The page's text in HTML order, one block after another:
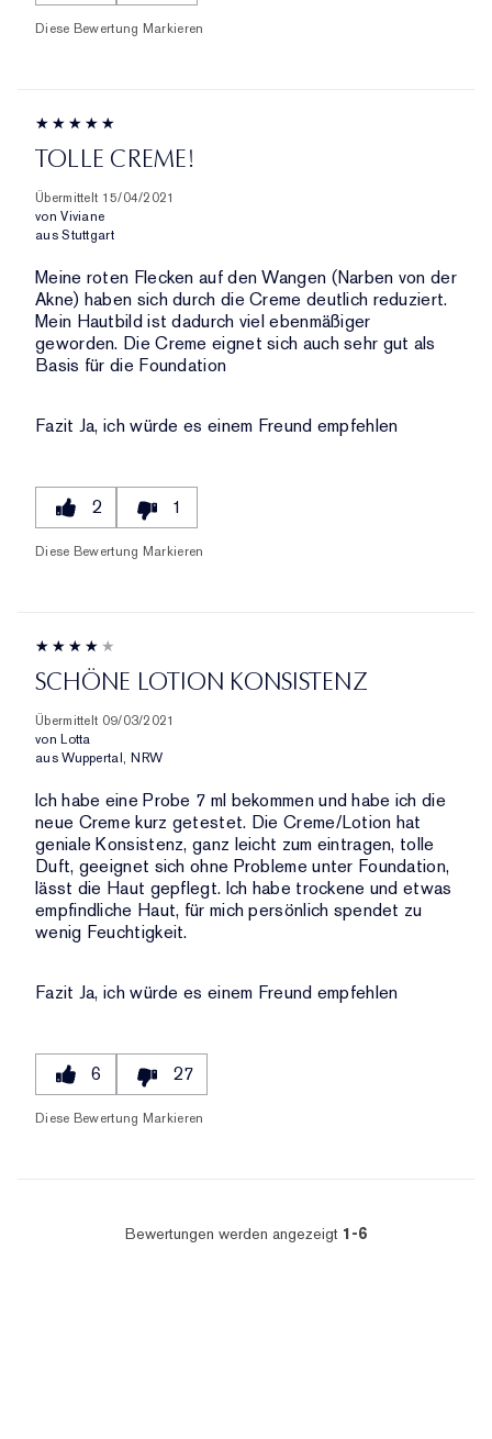
Diese Bewertung Markieren
TOLLE CREME!
Übermittelt 15/04/2021
von Viviane
aus Stuttgart
Meine roten Flecken auf den Wangen (Narben von der
Akne) haben sich durch die Creme deutlich reduziert.
Mein Hautbild ist dadurch viel ebenmäßiger
geworden. Die Creme eignet sich auch sehr gut als
Basis für die Foundation
Fazit Ja, ich würde es einem Freund empfehlen
2 1
Diese Bewertung Markieren
SCHÖNE LOTION KONSISTENZ
Übermittelt 09/03/2021
von Lotta
aus Wuppertal, NRW
Ich habe eine Probe 7 ml bekommen und habe ich die
neue Creme kurz getestet. Die Creme/Lotion hat
geniale Konsistenz, ganz leicht zum eintragen, tolle
Duft, geeignet sich ohne Probleme unter Foundation,
lässt die Haut gepflegt. Ich habe trockene und etwas
empfindliche Haut, für mich persönlich spendet zu
wenig Feuchtigkeit.
Fazit Ja, ich würde es einem Freund empfehlen
6 27
Diese Bewertung Markieren
Bewertungen werden angezeigt 1-6